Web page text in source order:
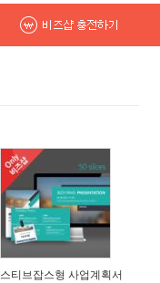
스티브잡스형 사업계획서